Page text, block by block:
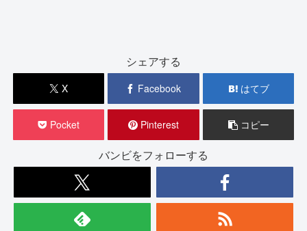
シェアする
X Facebook はてブ
Pocket Pinterest コピー
バンビをフォローする